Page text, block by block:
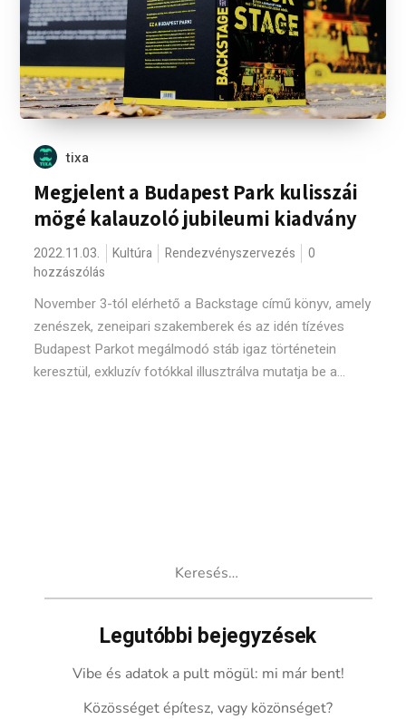
tixa
Megjelent a Budapest Park kulisszái
mögé kalauzoló jubileumi kiadvány
2022.11.03. Kultúra Rendezvényszervezés
0
hozzászólás
November 3-tól elérhető a Backstage című könyv, amely
zenészek, zeneipari szakemberek és az idén tízéves
Budapest Parkot megálmodó stáb igaz történetein
keresztül, exkluzív fotókkal illusztrálva mutatja be a...
Legutóbbi bejegyzések
Vibe és adatok a pult mögül: mi már bent!
Közösséget építesz, vagy közönséget?